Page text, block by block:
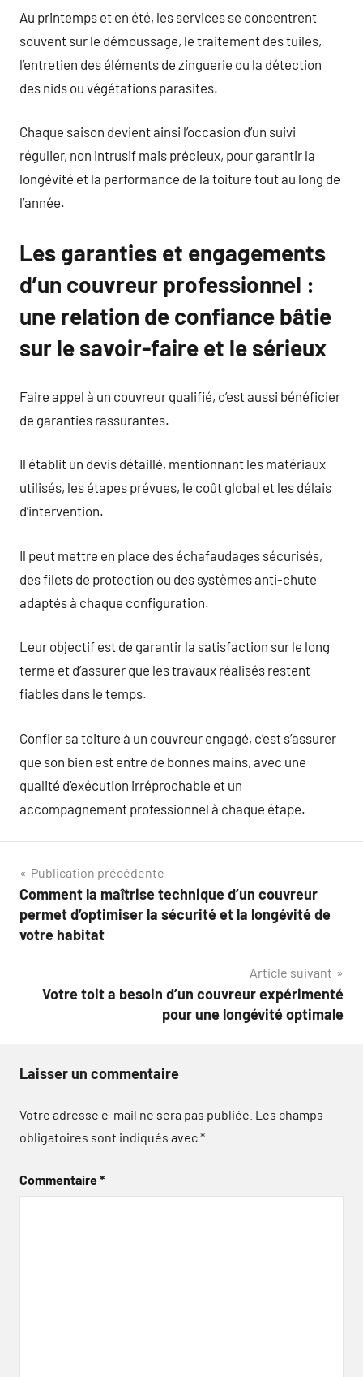
Au printemps et en été, les services se concentrent
souvent sur le démoussage, le traitement des tuiles,
l’entretien des éléments de zinguerie ou la détection
des nids ou végétations parasites.
Chaque saison devient ainsi l’occasion d’un suivi
régulier, non intrusif mais précieux, pour garantir la
longévité et la performance de la toiture tout au long de
l’année.
Les garanties et engagements
d’un couvreur professionnel :
une relation de confiance bâtie
sur le savoir-faire et le sérieux
Faire appel à un couvreur qualifié, c’est aussi bénéficier
de garanties rassurantes.
Il établit un devis détaillé, mentionnant les matériaux
utilisés, les étapes prévues, le coût global et les délais
d’intervention.
Il peut mettre en place des échafaudages sécurisés,
des filets de protection ou des systèmes anti-chute
adaptés à chaque configuration.
Leur objectif est de garantir la satisfaction sur le long
terme et d’assurer que les travaux réalisés restent
fiables dans le temps.
Confier sa toiture à un couvreur engagé, c’est s’assurer
que son bien est entre de bonnes mains, avec une
qualité d’exécution irréprochable et un
accompagnement professionnel à chaque étape.
Navigation
de
l’article
Publication précédente
Comment la maîtrise technique d’un couvreur
permet d’optimiser la sécurité et la longévité de
votre habitat
Article suivant
Votre toit a besoin d’un couvreur expérimenté
pour une longévité optimale
Laisser un commentaire
Votre adresse e-mail ne sera pas publiée. Les champs
obligatoires sont indiqués avec*
Commentaire*